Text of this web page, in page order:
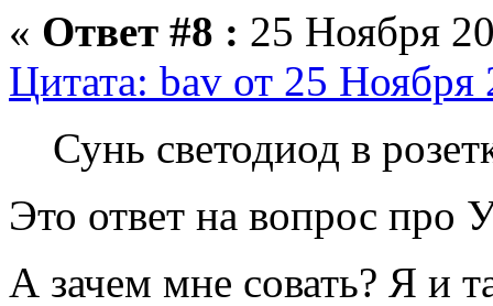
« Ответ #8 : 25 Ноября
Цитата: bav от 25
Сунь светодиод в
Это ответ на вопрос про
А зачем мне совать? Я и